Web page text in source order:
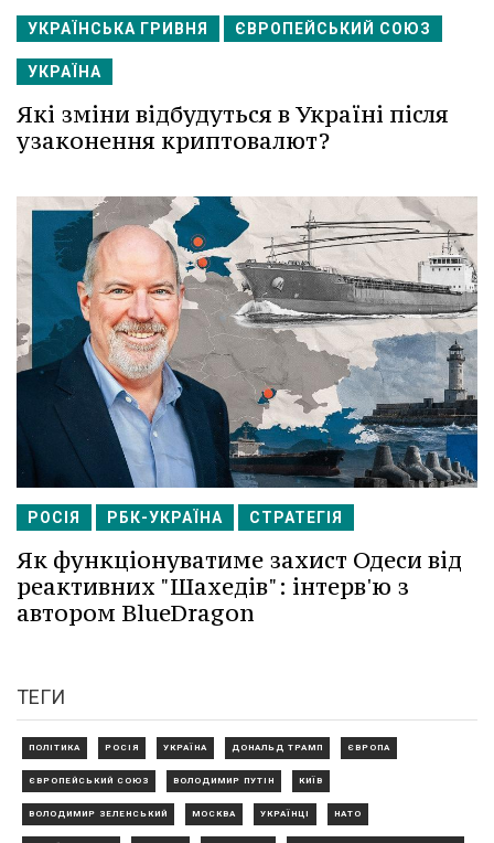
УКРАЇНСЬКА ГРИВНЯ ЄВРОПЕЙСЬКИЙ СОЮЗ
УКРАЇНА
Які зміни відбудуться в Україні після
узаконення криптовалют?
РОСІЯ РБК-УКРАЇНА СТРАТЕГІЯ
Як функціонуватиме захист Одеси від
реактивних "Шахедів": інтерв'ю з
автором BlueDragon
ТЕГИ
ПОЛІТИКА РОСІЯ УКРАЇНА ДОНАЛЬД ТРАМП ЄВРОПА
ЄВРОПЕЙСЬКИЙ СОЮЗ ВОЛОДИМИР ПУТІН КИЇВ
ВОЛОДИМИР ЗЕЛЕНСЬКИЙ МОСКВА УКРАЇНЦІ НАТО